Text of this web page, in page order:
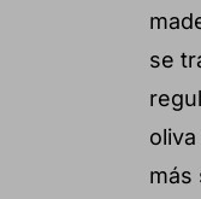
se
más